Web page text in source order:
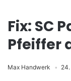
Fix: SC
Pfeiffer
Max Handwerk